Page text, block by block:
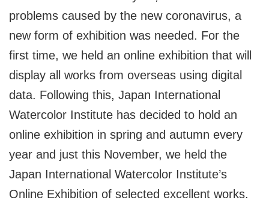
problems caused by the new coronavirus, a
new form of exhibition was needed. For the
first time, we held an online exhibition that will
display all works from overseas using digital
data. Following this, Japan International
Watercolor Institute has decided to hold an
online exhibition in spring and autumn every
year and just this November, we held the
Japan International Watercolor Institute’s
Online Exhibition of selected excellent works.